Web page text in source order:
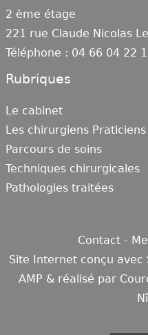
2 ème étage
221 rue Claude Nicolas
Téléphone : 04 66 04 22
Rubriques
Le cabinet
Les chirurgiens Praticiens
Parcours de soins
Techniques chirurgicales
Pathologies traitées
Contact -
Site Internet conçu avec
AMP & réalisé par